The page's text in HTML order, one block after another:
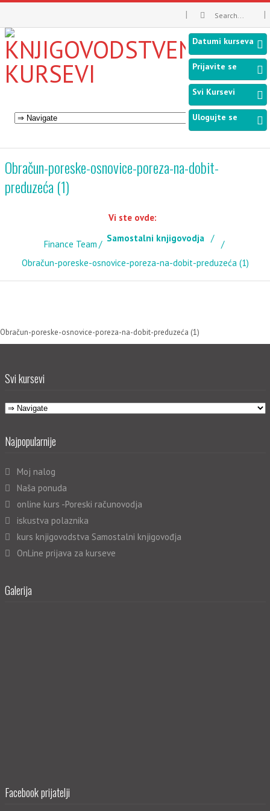
Obračun-poreske-osnovice-poreza-na-dobit-
preduzeća (1)
Vi ste ovde:
Finance Team
Samostalni knjigovodja
Obračun-poreske-osnovice-poreza-na-dobit-preduzeća (1)
Obračun-poreske-osnovice-poreza-na-dobit-preduzeća (1)
Svi kursevi
Najpopularnije
Moj nalog
Naša ponuda
online kurs -Poreski računovodja
iskustva polaznika
kurs knjigovodstva Samostalni knjigovođja
OnLine prijava za kurseve
Galerija
Facebook prijatelji
Datumi kurseva
Prijavite se
Svi Kursevi
Ulogujte se